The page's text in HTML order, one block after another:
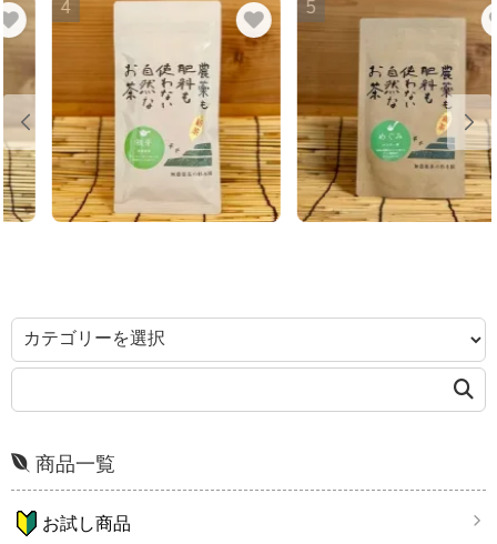
4 5
商品一覧
お試し商品